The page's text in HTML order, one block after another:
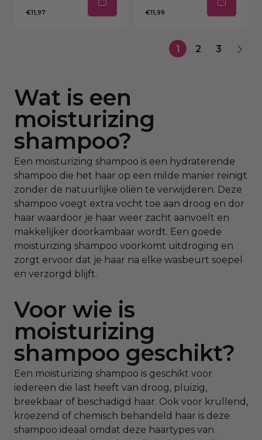
€11,97 €11,99
1 2 3
Wat is een
moisturizing
shampoo?
Een moisturizing shampoo is een hydraterende
shampoo die het haar op een milde manier reinigt
zonder de natuurlijke oliën te verwijderen. Deze
shampoo voegt extra vocht toe aan droog en dor
haar waardoor je haar weer zacht aanvoelt en
makkelijker doorkambaar wordt. Een goede
moisturizing shampoo voorkomt uitdroging en
zorgt ervoor dat je haar na elke wasbeurt soepel
en verzorgd blijft.
Voor wie is
moisturizing
shampoo geschikt?
Een moisturizing shampoo is geschikt voor
iedereen die last heeft van droog, pluizig,
breekbaar of beschadigd haar. Ook voor krullend,
kroezend of chemisch behandeld haar is deze
shampoo ideaal omdat deze haartypes van